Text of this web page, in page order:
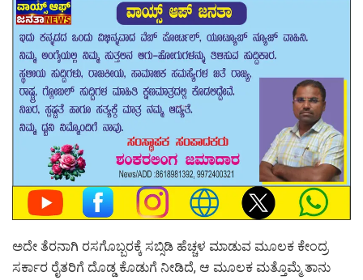
ಅದೇ ತೆರನಾಗಿ ರಸಗೊಬ್ಬರಕ್ಕೆ ಸಬ್ಸಿಡಿ ಹೆಚ್ಚಳ ಮಾಡುವ ಮೂಲಕ ಕೇಂದ್ರ
ಸರ್ಕಾರ ರೈತರಿಗೆ ದೊಡ್ಡ ಕೊಡುಗೆ ನೀಡಿದೆ, ಆ ಮೂಲಕ ಮತ್ತೊಮ್ಮೆ ತಾನು